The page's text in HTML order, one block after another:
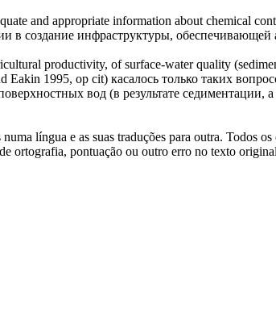
and appropriate information about chemical
в создание инфраструктуры, обеспечивающей
productivity, of surface-water quality
1995, op cit) касалось только таких
вод (в результате седиментации,
língua e as suas traduções para outra. Todos os
ortografia, pontuação ou outro erro no texto